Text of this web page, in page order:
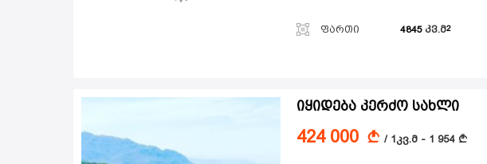
ფართი 4845 კვ.მ
იყიდება კერძო სახლი
424 000 A / 1კვ.მ - 1 954 A